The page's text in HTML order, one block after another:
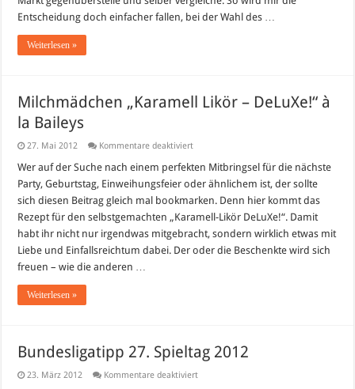
Entscheidung doch einfacher fallen, bei der Wahl des …
Weiterlesen »
Milchmädchen „Karamell Likör – DeLuXe!“ à
la Baileys
27. Mai 2012 Kommentare deaktiviertfür
„Karamell
–
DeLuXe!“
à
la
Baileys
Wer auf der Suche nach einem perfekten Mitbringsel für die nächste
Party, Geburtstag, Einweihungsfeier oder ähnlichem ist, der sollte
sich diesen Beitrag gleich mal bookmarken. Denn hier kommt das
Rezept für den selbstgemachten „Karamell-Likör DeLuXe!“. Damit
habt ihr nicht nur irgendwas mitgebracht, sondern wirklich etwas mit
Liebe und Einfallsreichtum dabei. Der oder die Beschenkte wird sich
freuen – wie die anderen …
Weiterlesen »
Bundesligatipp 27. Spieltag 2012
23. März 2012 Kommentare deaktiviertfür